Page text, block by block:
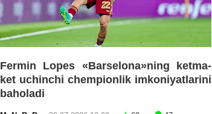
Fermin Lopes «Barselona»ning ketma-
ket uchinchi chempionlik imkoniyatlarini
baholadi